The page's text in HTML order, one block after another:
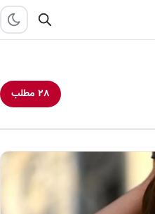
۲۸ مطلب